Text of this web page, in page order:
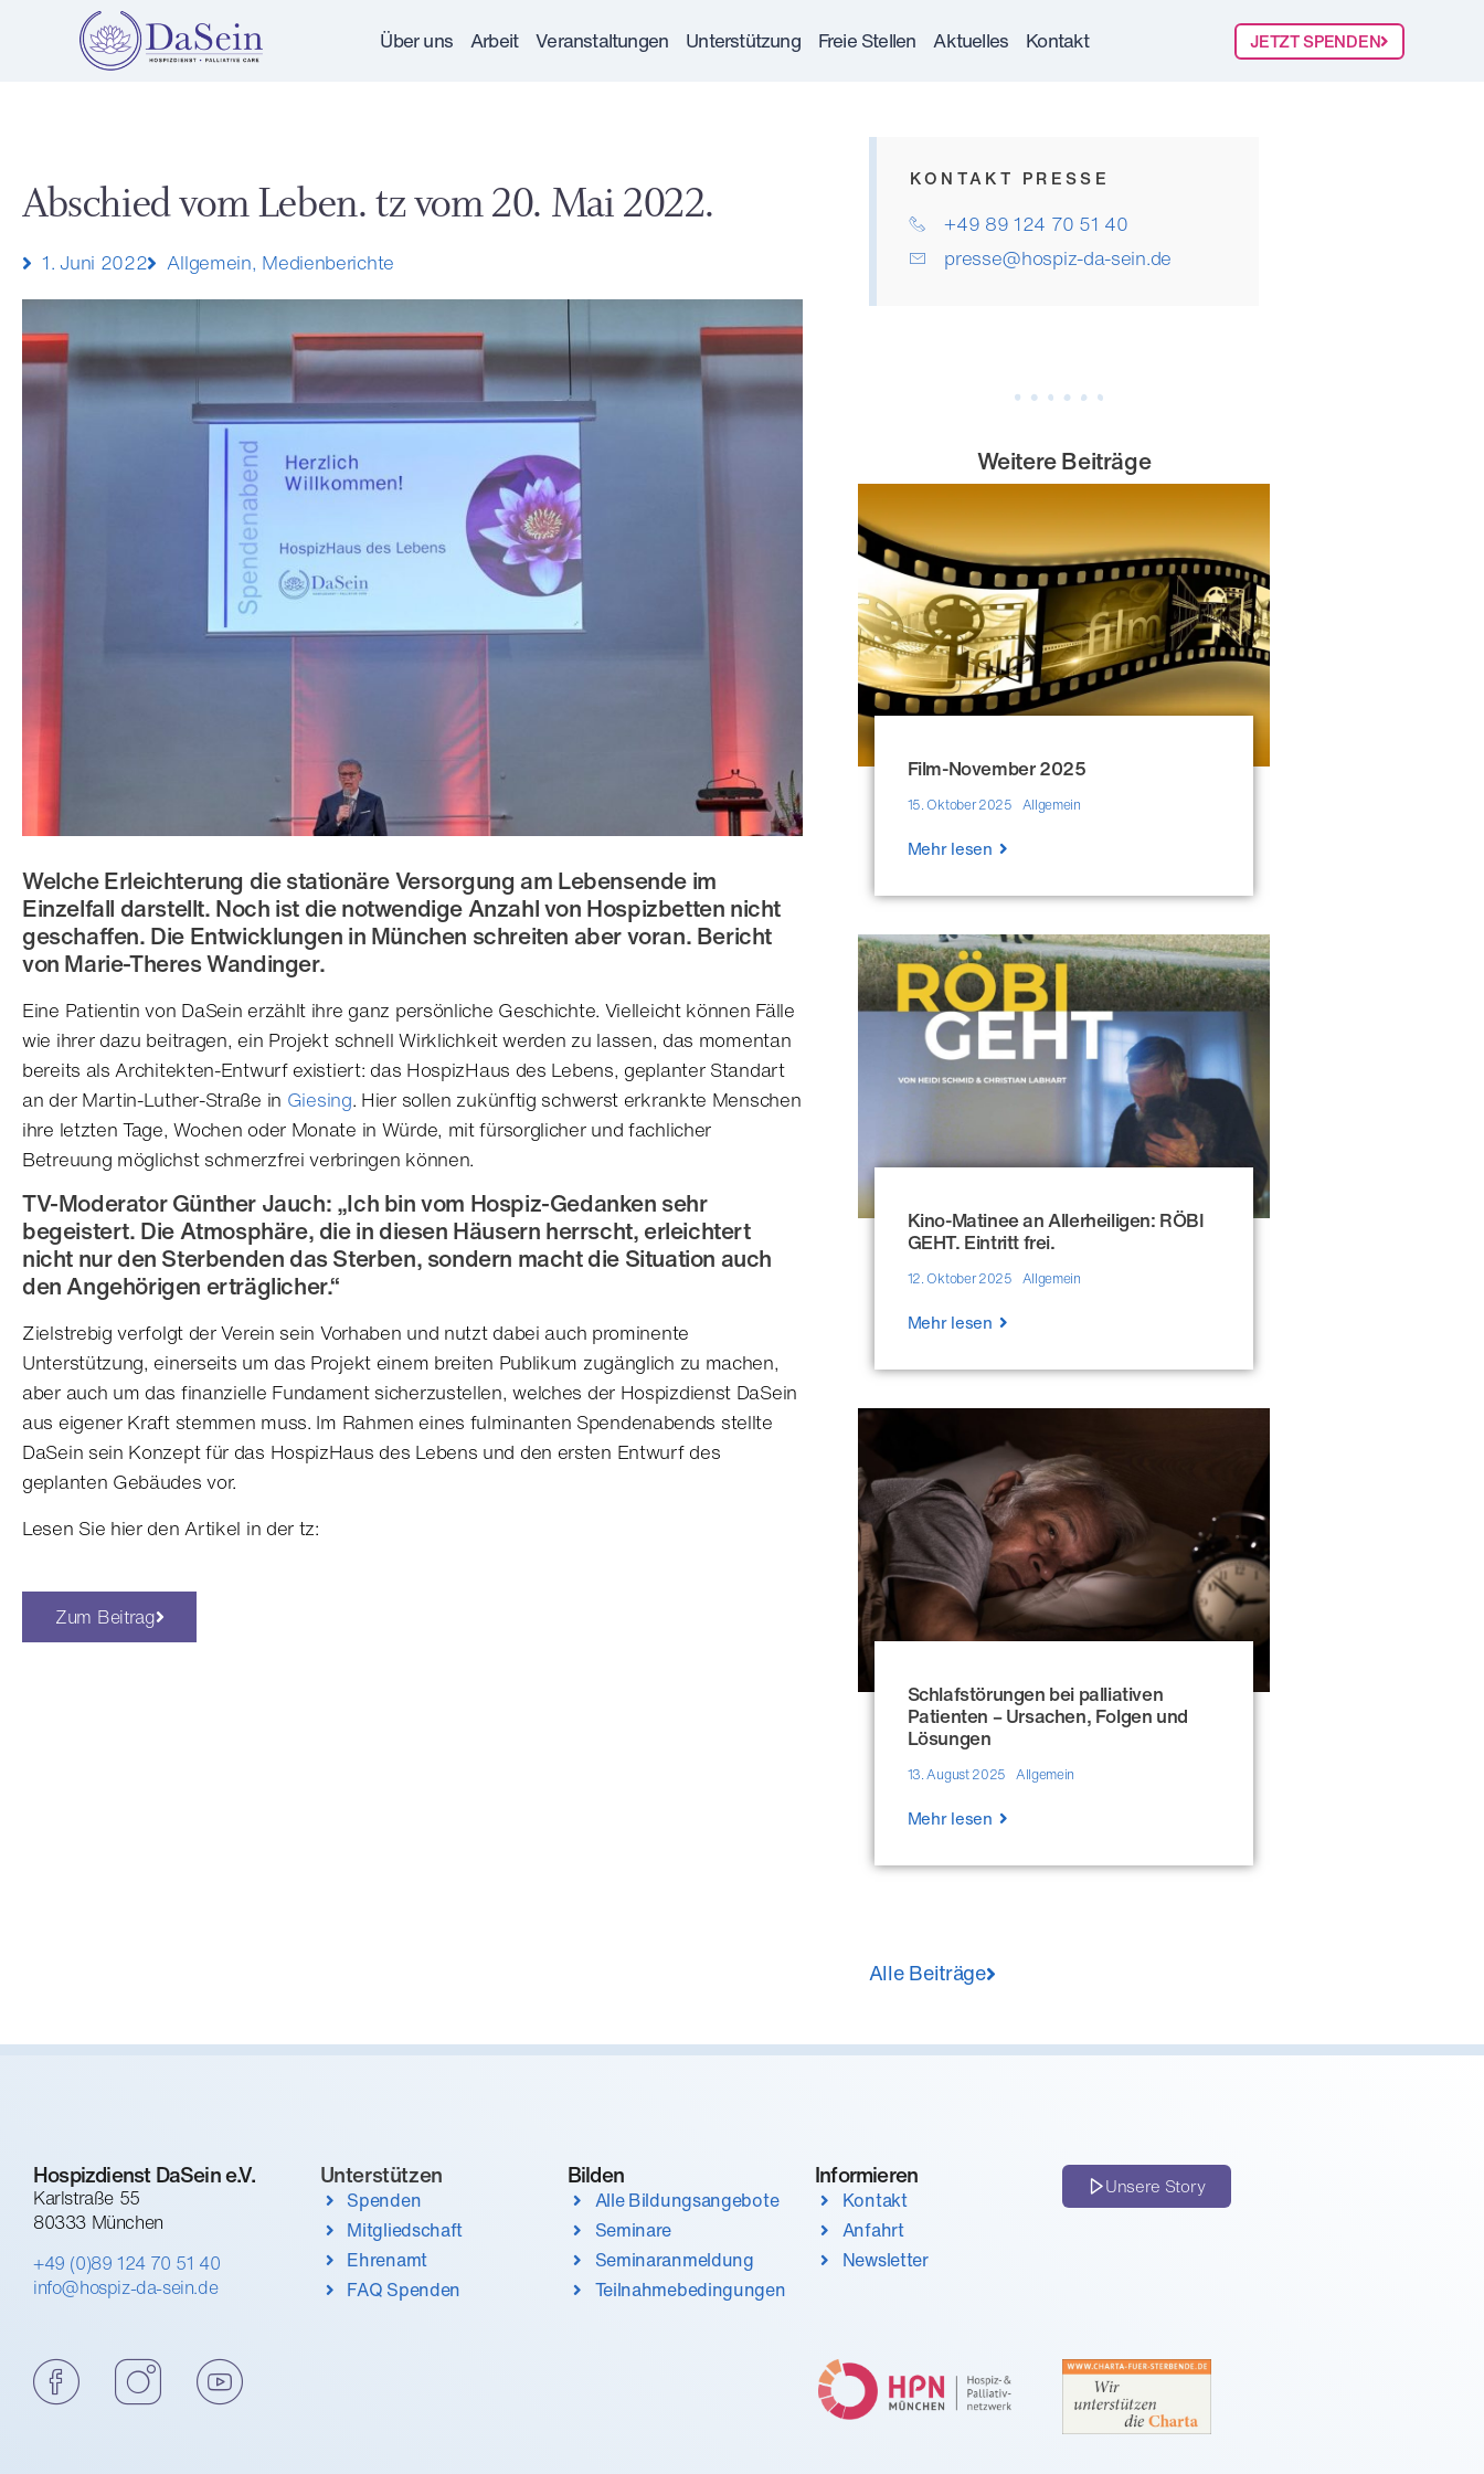
Über uns Arbeit Veranstaltungen Unterstützung Freie Stellen Aktuelles Kontakt JETZT SPENDEN
Abschied vom Leben. tz vom 20. Mai 2022.
1. Juni 2022 Allgemein, Medienberichte
Welche Erleichterung die stationäre Versorgung am Lebensende im
Einzelfall darstellt. Noch ist die notwendige Anzahl von Hospizbetten nicht
geschaffen. Die Entwicklungen in München schreiten aber voran. Bericht
von Marie-Theres Wandinger.
Eine Patientin von DaSein erzählt ihre ganz persönliche Geschichte. Vielleicht können Fälle
wie ihrer dazu beitragen, ein Projekt schnell Wirklichkeit werden zu lassen, das momentan
bereits als Architekten-Entwurf existiert: das HospizHaus des Lebens, geplanter Standart
an der Martin-Luther-Straße in Giesing. Hier sollen zukünftig schwerst erkrankte Menschen
ihre letzten Tage, Wochen oder Monate in Würde, mit fürsorglicher und fachlicher
Betreuung möglichst schmerzfrei verbringen können.
TV-Moderator Günther Jauch: „Ich bin vom Hospiz-Gedanken sehr
begeistert. Die Atmosphäre, die in diesen Häusern herrscht, erleichtert
nicht nur den Sterbenden das Sterben, sondern macht die Situation auch
den Angehörigen erträglicher.“
Zielstrebig verfolgt der Verein sein Vorhaben und nutzt dabei auch prominente
Unterstützung, einerseits um das Projekt einem breiten Publikum zugänglich zu machen,
aber auch um das finanzielle Fundament sicherzustellen, welches der Hospizdienst DaSein
aus eigener Kraft stemmen muss. Im Rahmen eines fulminanten Spendenabends stellte
DaSein sein Konzept für das HospizHaus des Lebens und den ersten Entwurf des
geplanten Gebäudes vor.
Lesen Sie hier den Artikel in der tz:
Zum Beitrag
KONTAKT PRESSE
+49 89 124 70 51 40
presse@hospiz-da-sein.de
Weitere Beiträge
Film-November 2025
15. Oktober 2025 Allgemein
Mehr lesen
Kino-Matinee an Allerheiligen: RÖBI
GEHT. Eintritt frei.
12. Oktober 2025 Allgemein
Mehr lesen
Schlafstörungen bei palliativen
Patienten – Ursachen, Folgen und
Lösungen
13. August 2025 Allgemein
Mehr lesen
Alle Beiträge
Hospizdienst DaSein e.V.
Karlstraße 55
80333 München
+49 (0)89 124 70 51 40
info@hospiz-da-sein.de
Unterstützen
Spenden
Mitgliedschaft
Ehrenamt
FAQ Spenden
Bilden
Alle Bildungsangebote
Seminare
Seminaranmeldung
Teilnahmebedingungen
Informieren
Kontakt
Anfahrt
Newsletter
Unsere Story